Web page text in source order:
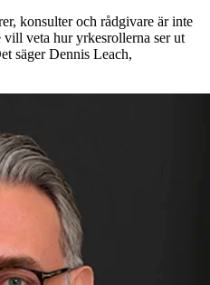
konsulter och rådgivare är inte
vill veta hur yrkesrollerna ser ut
säger Dennis Leach,